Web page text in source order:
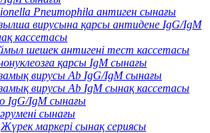
Pneumophila антиген сынағы
вирусына қарсы антидене IgG/IgM
кассетасы
шешек антигені тест кассетасы
қарсы IgM сынағы
вирусы Ab IgG/IgM сынағы
вирусы Ab IgM сынақ кассетасы
IgG/IgM сынағы
сынағы
Жүрек маркері сынақ сериясы